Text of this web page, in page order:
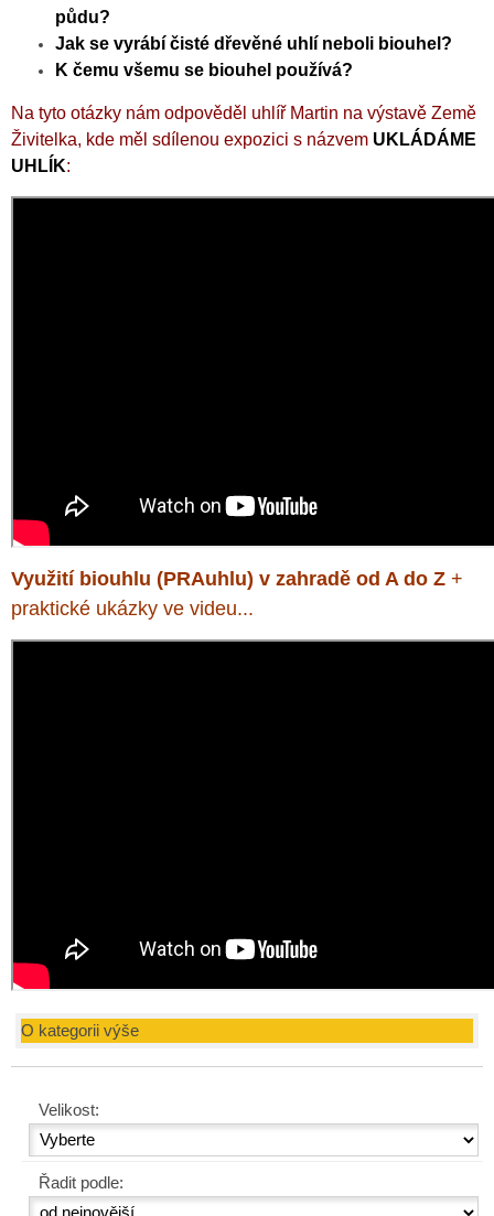
půdu?
Jak se vyrábí čisté dřevěné uhlí neboli biouhel?
K čemu všemu se biouhel používá?
Na tyto otázky nám odpověděl uhlíř Martin na výstavě Země
Živitelka, kde měl sdílenou expozici s názvem UKLÁDÁME
UHLÍK:
Využití biouhlu (PRAuhlu) v zahradě od A do Z +
praktické ukázky ve videu...
O kategorii výše
Velikost:
Řadit podle: